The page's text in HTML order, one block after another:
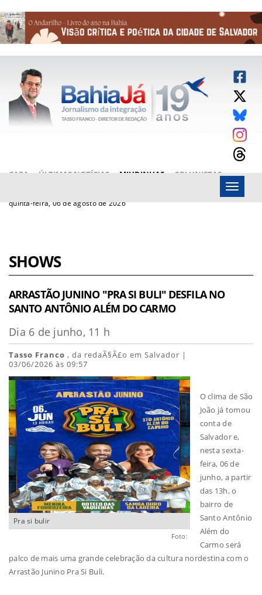
CAPA ÚLTIMAS NOTÍCIAS MIUDINHAS
COLUNISTAS
quinta-feira, 06 de agosto de 2026
Menu
SHOWS
ARRASTÃO JUNINO "PRA SI BULI" DESFILA NO
SANTO ANTÔNIO ALÉM DO CARMO
Dia 6 de junho, 11 h
Tasso Franco , da redaÃ§Ã£o em Salvador |
03/06/2026 às 09:57
Pra si bulir
Foto:
O clima de São
João já tomou
conta de
Salvador e,
nesta sexta-
feira, 06 de
junho, a partir
das 13h, o
bairro de
Santo Antônio
Além do
Carmo será
palco de mais uma grande celebração da cultura nordestina com o
Arrastão Junino Pra Si Buli.